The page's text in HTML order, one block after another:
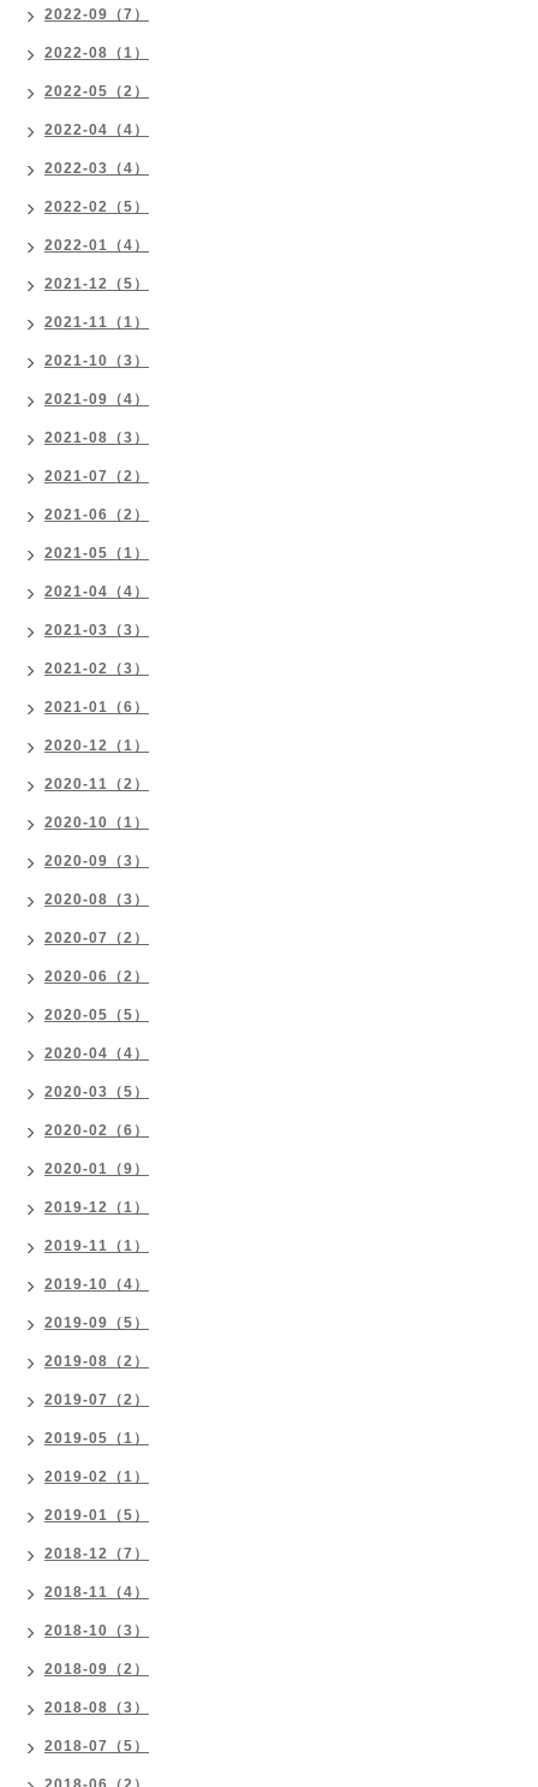
2022-09（7）
2022-08（1）
2022-05（2）
2022-04（4）
2022-03（4）
2022-02（5）
2022-01（4）
2021-12（5）
2021-11（1）
2021-10（3）
2021-09（4）
2021-08（3）
2021-07（2）
2021-06（2）
2021-05（1）
2021-04（4）
2021-03（3）
2021-02（3）
2021-01（6）
2020-12（1）
2020-11（2）
2020-10（1）
2020-09（3）
2020-08（3）
2020-07（2）
2020-06（2）
2020-05（5）
2020-04（4）
2020-03（5）
2020-02（6）
2020-01（9）
2019-12（1）
2019-11（1）
2019-10（4）
2019-09（5）
2019-08（2）
2019-07（2）
2019-05（1）
2019-02（1）
2019-01（5）
2018-12（7）
2018-11（4）
2018-10（3）
2018-09（2）
2018-08（3）
2018-07（5）